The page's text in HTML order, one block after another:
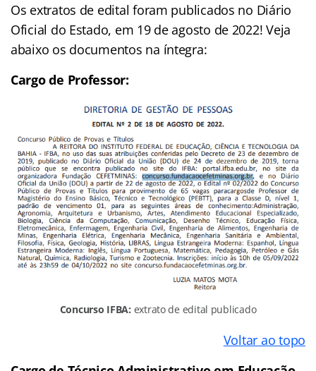
Os extratos de edital foram publicados no Diário
Oficial do Estado, em 19 de agosto de 2022! Veja
abaixo os documentos na íntegra:
Cargo de Professor:
Concurso IFBA: extrato de edital publicado
Voltar ao topo